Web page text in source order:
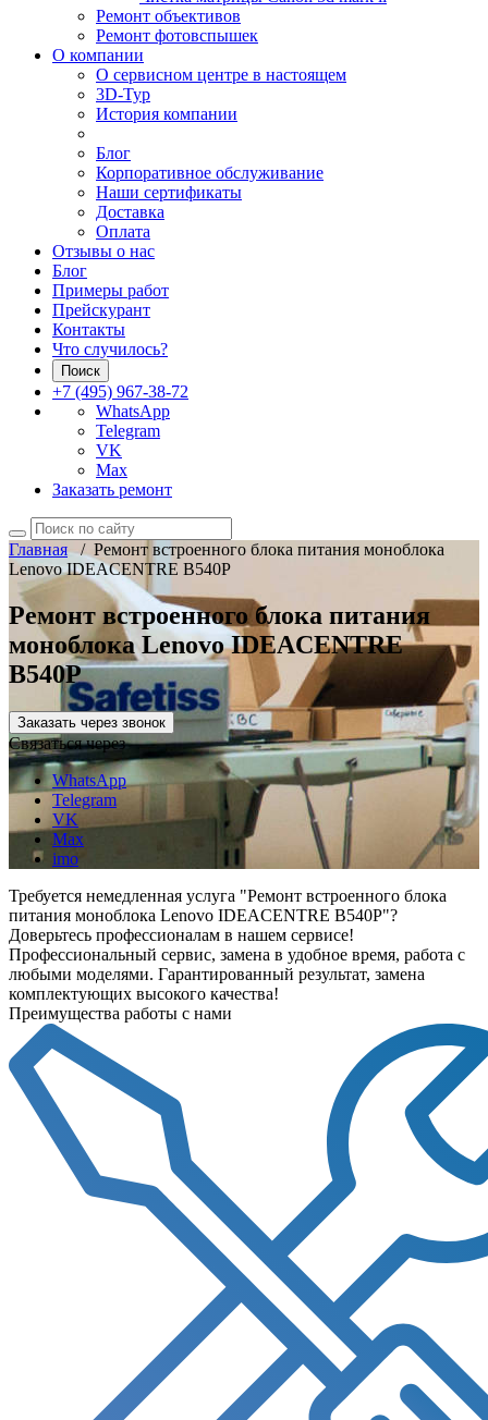
Ремонт объективов
Ремонт фотовспышек
О компании
О сервисном центре в настоящем
3D-Тур
История компании
Блог
Корпоративное обслуживание
Наши сертификаты
Доставка
Оплата
Отзывы о нас
Блог
Примеры работ
Прейскурант
Контакты
Что случилось?
Поиск
+7 (495) 967-38-72
WhatsApp
Telegram
VK
Max
Заказать ремонт
Главная/ Ремонт встроенного блока питания моноблока
Lenovo IDEACENTRE B540P
Ремонт встроенного блока питания
моноблока Lenovo IDEACENTRE
B540P
Заказать через звонок
Связаться через
WhatsApp
Telegram
VK
Max
imo
Требуется немедленная услуга "Ремонт встроенного блока
питания моноблока Lenovo IDEACENTRE B540P"?
Доверьтесь профессионалам в нашем сервисе!
Профессиональный сервис, замена в удобное время, работа с
любыми моделями. Гарантированный результат, замена
комплектующих высокого качества!
Преимущества работы с нами